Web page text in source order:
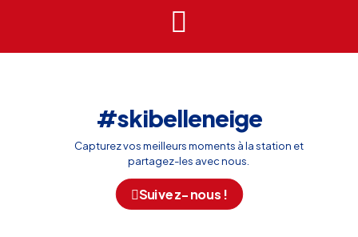
#skibelleneige
Capturez vos meilleurs moments à la station et
partagez-les avec nous.
Suivez-nous !